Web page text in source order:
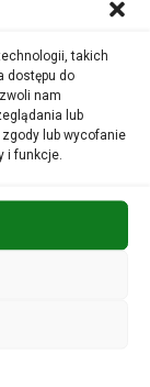
takich
dostępu do
nam
lub
lub wycofanie
i funkcje.